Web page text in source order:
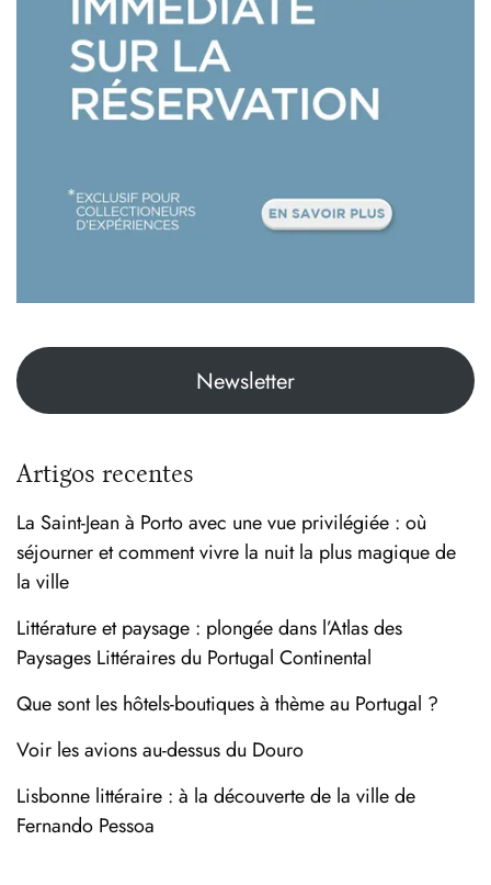
Newsletter
Artigos recentes
La Saint-Jean à Porto avec une vue privilégiée : où
séjourner et comment vivre la nuit la plus magique de
la ville
Littérature et paysage : plongée dans l’Atlas des
Paysages Littéraires du Portugal Continental
Que sont les hôtels-boutiques à thème au Portugal ?
Voir les avions au-dessus du Douro
Lisbonne littéraire : à la découverte de la ville de
Fernando Pessoa